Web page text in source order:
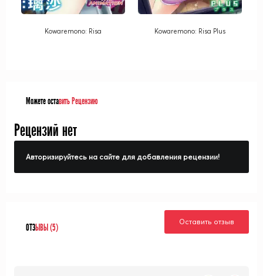
Kowaremono: Risa Kowaremono: Risa Plus
Можете оставить Рецензию
Рецензий нет
Авторизируйтесь на сайте для добавления рецензии!
ОТЗЫВЫ (5)
Оставить отзыв